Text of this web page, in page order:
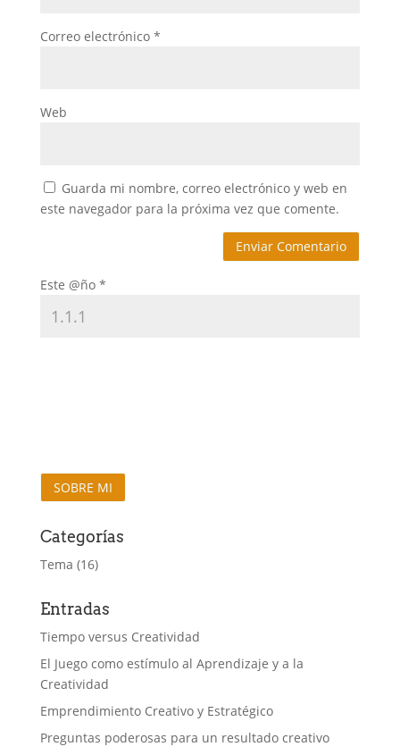
Correo electrónico *
Web
Guarda mi nombre, correo electrónico y web en
este navegador para la próxima vez que comente.
Este @ño *
SOBRE MI
Categorías
Tema (16)
Entradas
Tiempo versus Creatividad
El Juego como estímulo al Aprendizaje y a la
Creatividad
Emprendimiento Creativo y Estratégico
Preguntas poderosas para un resultado creativo